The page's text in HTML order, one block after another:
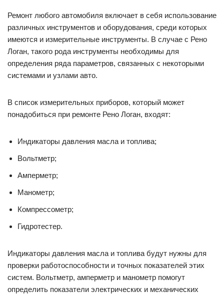
Ремонт любого автомобиля включает в себя использование
различных инструментов и оборудования, среди которых
имеются и измерительные инструменты. В случае с Рено
Логан, такого рода инструменты необходимы для
определения ряда параметров, связанных с некоторыми
системами и узлами авто.
В список измерительных приборов, который может
понадобиться при ремонте Рено Логан, входят:
Индикаторы давления масла и топлива;
Вольтметр;
Амперметр;
Манометр;
Компрессометр;
Гидротестер.
Индикаторы давления масла и топлива будут нужны для
проверки работоспособности и точных показателей этих
систем. Вольтметр, амперметр и манометр помогут
определить показатели электрических и механических